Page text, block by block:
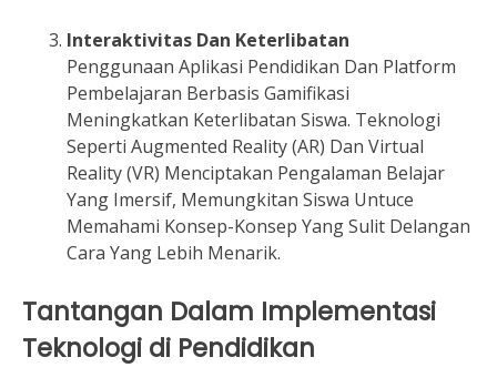
Interaktivitas Dan Keterlibatan
Penggunaan Aplikasi Pendidikan Dan Platform
Pembelajaran Berbasis Gamifikasi
Meningkatkan Keterlibatan Siswa. Teknologi
Seperti Augmented Reality (AR) Dan Virtual
Reality (VR) Menciptakan Pengalaman Belajar
Yang Imersif, Memungkitan Siswa Untuce
Memahami Konsep-Konsep Yang Sulit Delangan
Cara Yang Lebih Menarik.
Tantangan Dalam Implementasi
Teknologi di Pendidikan